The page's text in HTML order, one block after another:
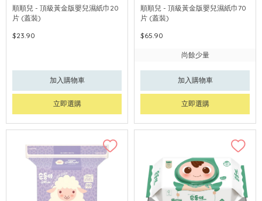
順順兒 - 頂級黃金版嬰兒濕紙巾20
片 (蓋裝)
$23.90
加入購物車
立即選購
順順兒 - 頂級黃金版嬰兒濕紙巾70
片 (蓋裝)
$65.90
尚餘少量
加入購物車
立即選購